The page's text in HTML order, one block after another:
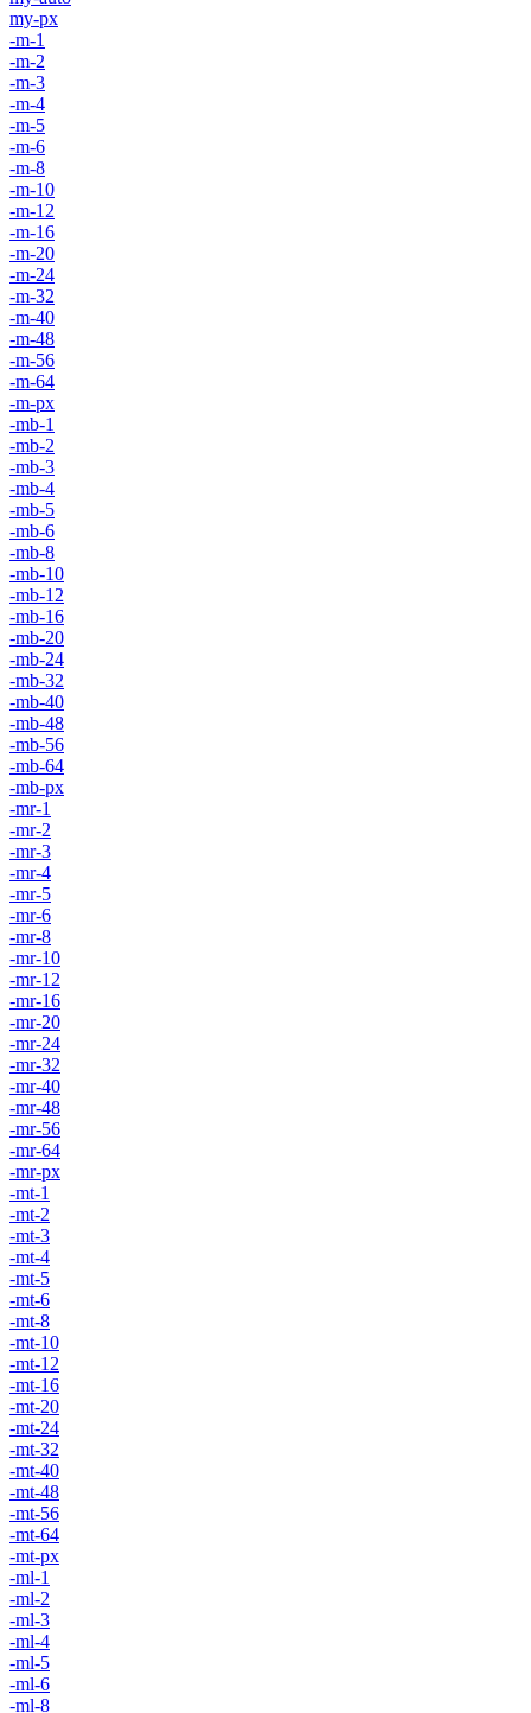
my-px
-m-1
-m-2
-m-3
-m-4
-m-5
-m-6
-m-8
-m-10
-m-12
-m-16
-m-20
-m-24
-m-32
-m-40
-m-48
-m-56
-m-64
-m-px
-mb-1
-mb-2
-mb-3
-mb-4
-mb-5
-mb-6
-mb-8
-mb-10
-mb-12
-mb-16
-mb-20
-mb-24
-mb-32
-mb-40
-mb-48
-mb-56
-mb-64
-mb-px
-mr-1
-mr-2
-mr-3
-mr-4
-mr-5
-mr-6
-mr-8
-mr-10
-mr-12
-mr-16
-mr-20
-mr-24
-mr-32
-mr-40
-mr-48
-mr-56
-mr-64
-mr-px
-mt-1
-mt-2
-mt-3
-mt-4
-mt-5
-mt-6
-mt-8
-mt-10
-mt-12
-mt-16
-mt-20
-mt-24
-mt-32
-mt-40
-mt-48
-mt-56
-mt-64
-mt-px
-ml-1
-ml-2
-ml-3
-ml-4
-ml-5
-ml-6
-ml-8